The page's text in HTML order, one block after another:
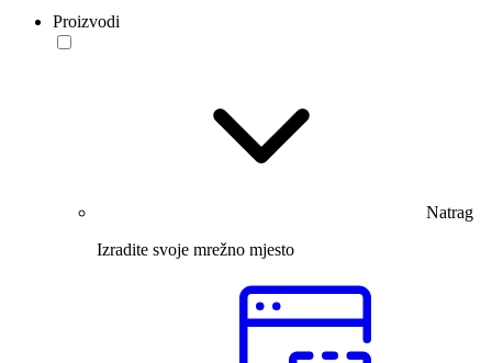
Proizvodi
Natrag
Izradite svoje mrežno mjesto